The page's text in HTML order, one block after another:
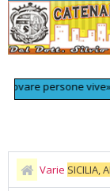
persone vive» >>
Varie SICILIA,